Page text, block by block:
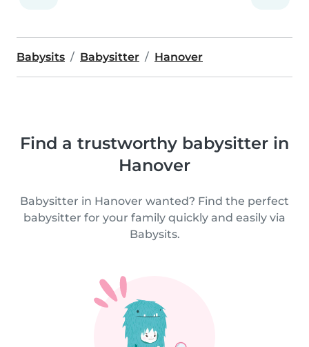
Babysits Babysitter Hanover
Find a trustworthy babysitter in
Hanover
Babysitter in Hanover wanted? Find the perfect
babysitter for your family quickly and easily via
Babysits.